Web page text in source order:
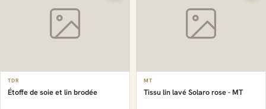
TDR
Étoffe de soie et lin brodée
MT
Tissu lin lavé Solaro rose - MT